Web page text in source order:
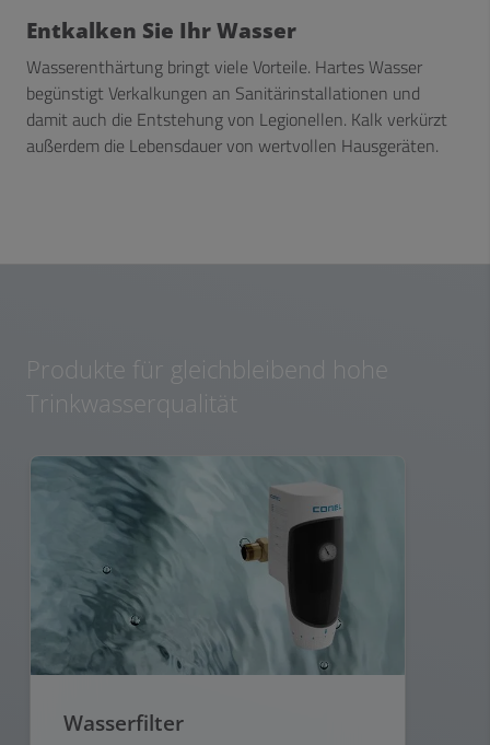
Entkalken Sie Ihr Wasser
Wasserenthärtung bringt viele Vorteile. Hartes Wasser
begünstigt Verkalkungen an Sanitärinstallationen und
damit auch die Entstehung von Legionellen. Kalk verkürzt
außerdem die Lebensdauer von wertvollen Hausgeräten.
Produkte für gleichbleibend hohe
Trinkwasserqualität
Wasserfilter